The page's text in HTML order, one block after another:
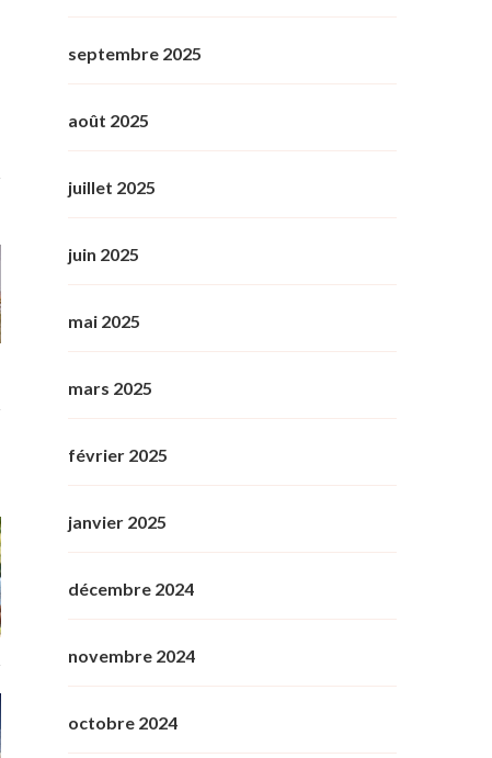
septembre 2025
août 2025
juillet 2025
juin 2025
mai 2025
mars 2025
février 2025
janvier 2025
décembre 2024
novembre 2024
octobre 2024